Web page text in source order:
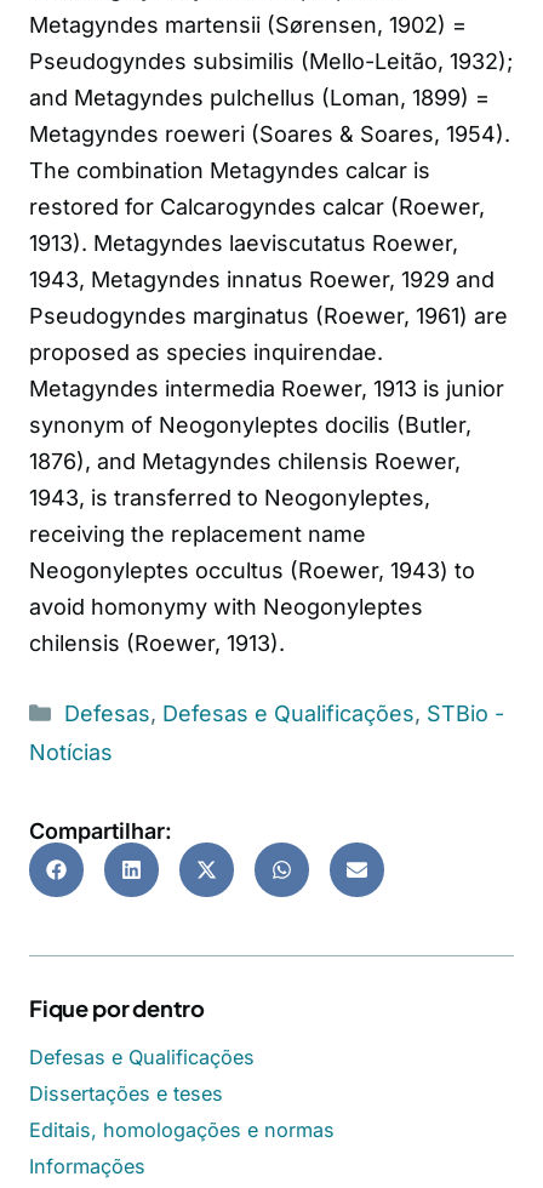
Metagyndes martensii (Sørensen, 1902) =
Pseudogyndes subsimilis (Mello-Leitão, 1932);
and Metagyndes pulchellus (Loman, 1899) =
Metagyndes roeweri (Soares & Soares, 1954).
The combination Metagyndes calcar is
restored for Calcarogyndes calcar (Roewer,
1913). Metagyndes laeviscutatus Roewer,
1943, Metagyndes innatus Roewer, 1929 and
Pseudogyndes marginatus (Roewer, 1961) are
proposed as species inquirendae.
Metagyndes intermedia Roewer, 1913 is junior
synonym of Neogonyleptes docilis (Butler,
1876), and Metagyndes chilensis Roewer,
1943, is transferred to Neogonyleptes,
receiving the replacement name
Neogonyleptes occultus (Roewer, 1943) to
avoid homonymy with Neogonyleptes
chilensis (Roewer, 1913).
Defesas, Defesas e Qualificações, STBio -
Notícias
Compartilhar:
Fique por dentro
Defesas e Qualificações
Dissertações e teses
Editais, homologações e normas
Informações